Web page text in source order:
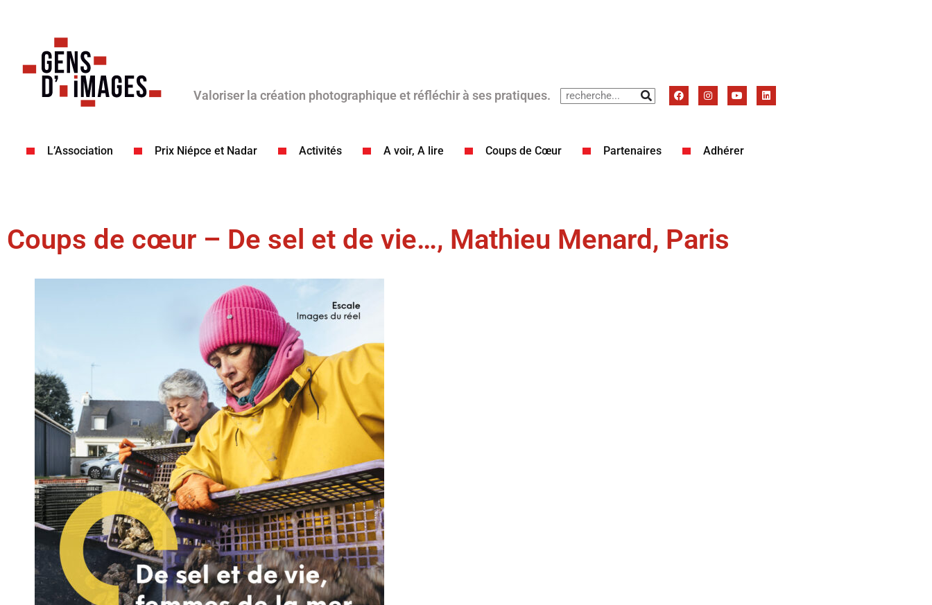
Valoriser la création photographique et réfléchir à ses pratiques.
L’Association Prix Niépce et Nadar Activités A voir, A lire Coups de Cœur​ Partenaires Adhérer
Coups de cœur – De sel et de vie…, Mathieu Menard, Paris